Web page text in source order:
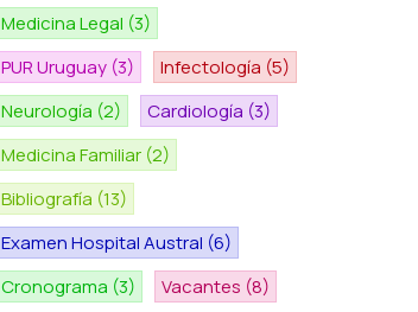
Medicina Legal (3)
PUR Uruguay (3) Infectología (5)
Neurología (2) Cardiología (3)
Medicina Familiar (2)
Bibliografía (13)
Examen Hospital Austral (6)
Cronograma (3) Vacantes (8)